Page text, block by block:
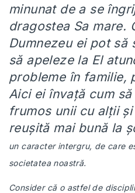
minunat de a se
dragostea Sa mare.
Dumnezeu ei pot să
să apeleze la El
probleme în familie,
Aici ei învață cum
frumos unii cu alții
reușită mai bună la
un caracter intergru, de care
societatea noastră.
Consider că o astfel de